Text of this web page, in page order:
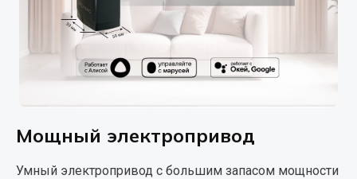
Мощный электропривод
Умный электропривод с большим запасом мощности